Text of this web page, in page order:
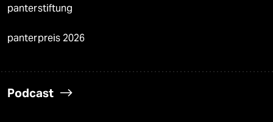
panterstiftung
panterpreis 2026
Podcast